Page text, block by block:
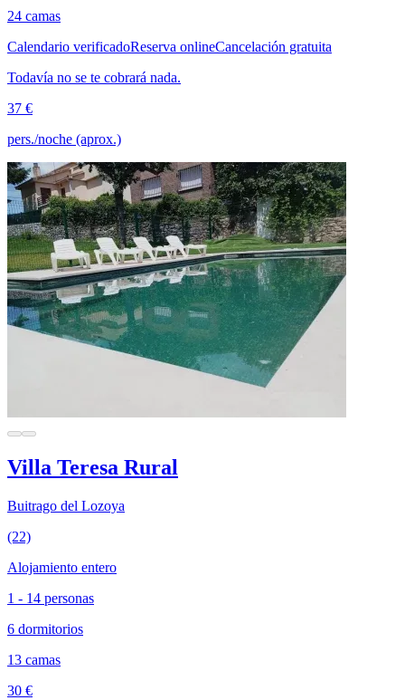
24 camas
Calendario verificadoReserva onlineCancelación gratuita
Todavía no se te cobrará nada.
37 €
pers./noche (aprox.)
Villa Teresa Rural
Buitrago del Lozoya
(22)
Alojamiento entero
1 - 14 personas
6 dormitorios
13 camas
30 €